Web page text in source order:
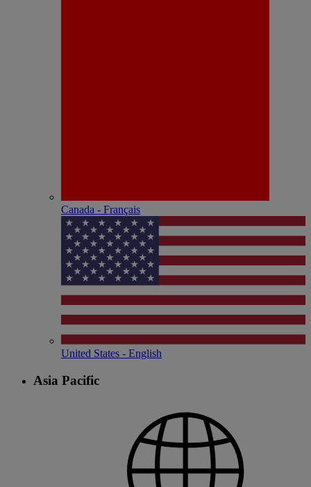
Canada - Français
United States - English
Asia Pacific